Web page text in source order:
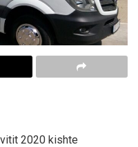
2020 kishte